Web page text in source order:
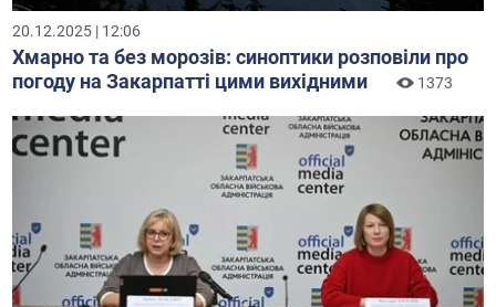
20.12.2025 | 12:06
Хмарно та без морозів: синоптики розповіли про
погоду на Закарпатті цими вихідними
1373